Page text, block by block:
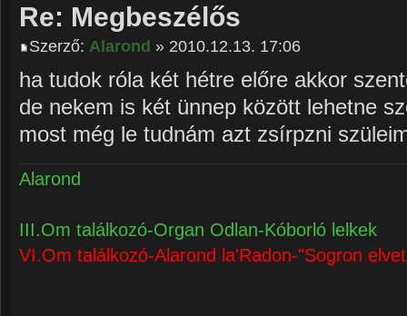
Re: Megbeszélős
Szerző: Alarond » 2010.12.13. 17:06
ha tudok róla két hétre előre akkor
de nekem is két ünnep között lehetne
most még le tudnám azt zsírpzni
Alarond
III.Om találkozó-Organ Odlan-Kóborló lelkek
VI.Om találkozó-Alarond la'Radon-"Sogron